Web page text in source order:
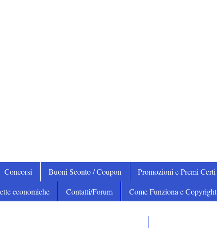
Concorsi Buoni Sconto / Coupon Promozioni e Premi Certi
economiche Contatti/Forum Come Funziona e Copyright